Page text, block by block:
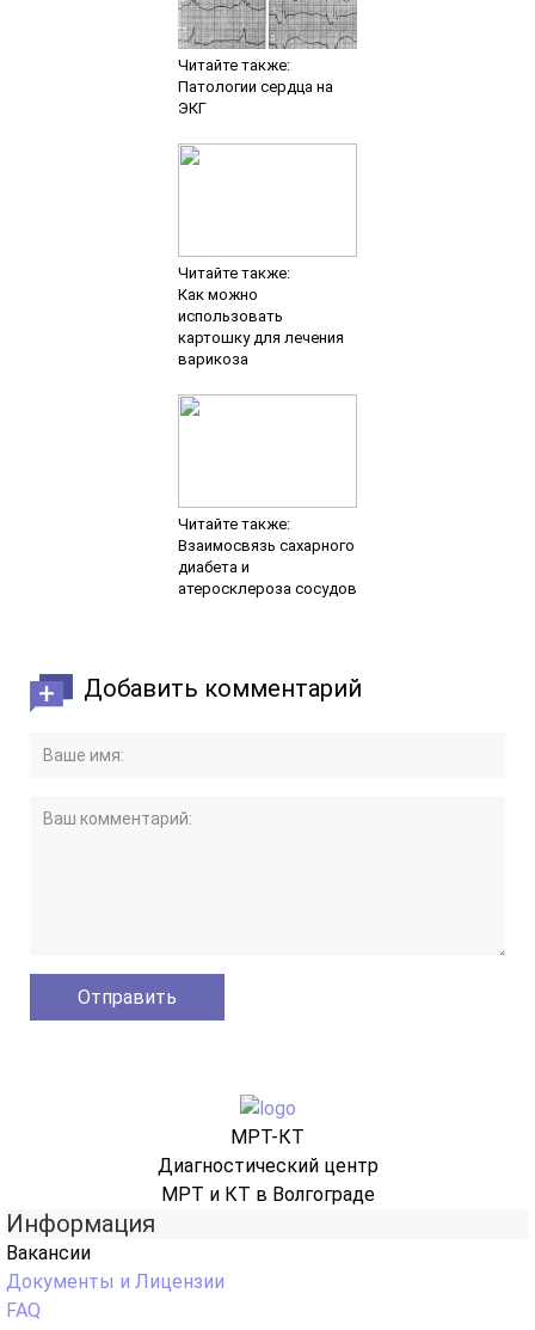
Читайте также:
Патологии сердца на
ЭКГ
Читайте также:
Как можно
использовать
картошку для лечения
варикоза
Читайте также:
Взаимосвязь сахарного
диабета и
атеросклероза сосудов
Добавить комментарий
МРТ-КТ
Диагностический центр
МРТ и КТ в Волгограде
Информация
Вакансии
Документы и Лицензии
FAQ